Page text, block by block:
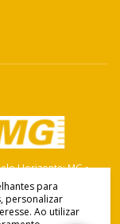
Horizonte: MG •
para
personalizar
Ao utilizar